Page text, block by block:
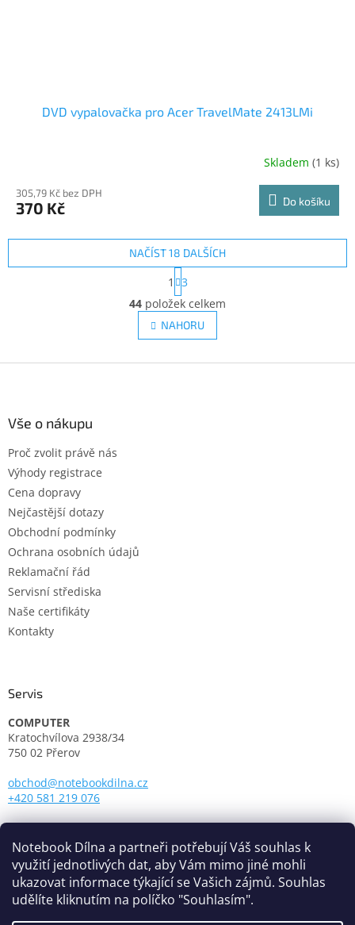
Notebook Dílna a partneři potřebují Váš souhlas k
využití jednotlivých dat, aby Vám mimo jiné mohli
ukazovat informace týkající se Vašich zájmů. Souhlas
udělíte kliknutím na políčko "Souhlasím".
DVD vypalovačka pro Acer TravelMate 2413LMi
Skladem (1 ks)
305,79 Kč bez DPH
370 Kč Do košíku
O
v
l
á
NAČÍST 18 DALŠÍCH
t
r
á
n
k
v
1
3
44 položek celkem
NAHORU
Vše o nákupu
Proč zvolit právě nás
Výhody registrace
Cena dopravy
Nejčastější dotazy
Obchodní podmínky
Ochrana osobních údajů
Reklamační řád
Servisní střediska
Naše certifikáty
Kontakty
Servis
COMPUTER
Kratochvílova 2938/34
750 02 Přerov
obchod@notebookdilna.cz
+420 581 219 076
Pondělí - Pátek: 9.00 - 17.00